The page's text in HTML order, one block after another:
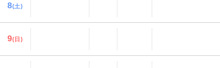
8(土)
9(日)